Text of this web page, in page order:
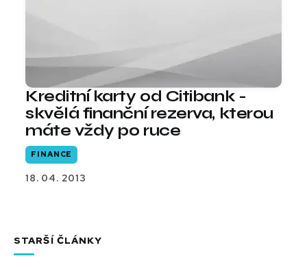
Kreditní karty od Citibank -
skvělá finanční rezerva, kterou
máte vždy po ruce
FINANCE
18. 04. 2013
STARŠÍ ČLÁNKY